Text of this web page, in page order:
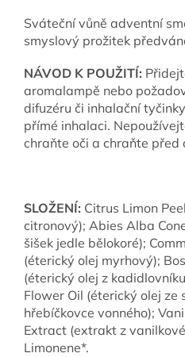
Sváteční vůně adventní
smyslový prožitek
NÁVOD K POUŽITÍ:
aromalampě nebo
difuzéru či inhalační
přímé inhalaci.
chraňte oči a chraňte před
SLOŽENÍ: Citrus Limon
citronový); Abies Alba
šišek jedle bělokoré);
(éterický olej myrhový);
(éterický olej z
Flower Oil (éterický olej ze
hřebíčkovce vonného);
Extract (extrakt z
Limonene*.